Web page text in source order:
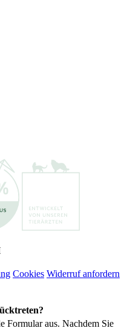
Cookies Widerruf anfordern
Formular aus. Nachdem Sie